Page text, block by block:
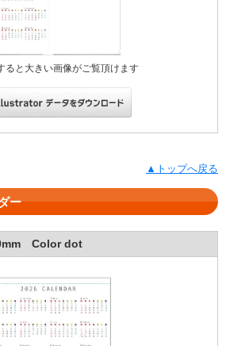
ると大きい画像がご覧頂けます
▲トップへ戻る
ー
Color dot